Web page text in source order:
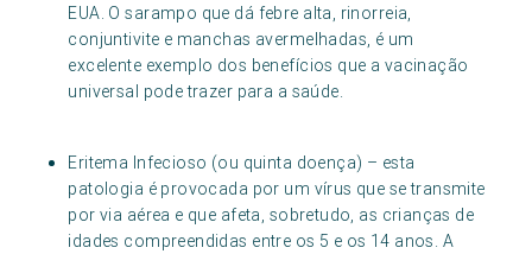
EUA. O sarampo que dá febre alta, rinorreia,
conjuntivite e manchas avermelhadas, é um
excelente exemplo dos benefícios que a vacinação
universal pode trazer para a saúde.
Eritema Infecioso (ou quinta doença) – esta
patologia é provocada por um vírus que se transmite
por via aérea e que afeta, sobretudo, as crianças de
idades compreendidas entre os 5 e os 14 anos. A